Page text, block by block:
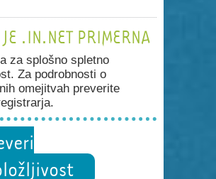
JE .IN.NET PRIMERNA
za splošno spletno
Za podrobnosti o
omejitvah preverite